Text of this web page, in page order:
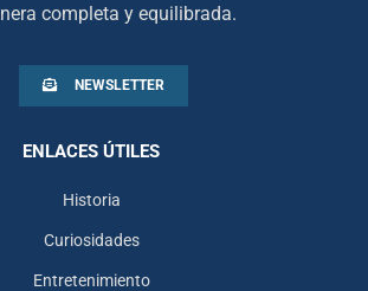
completa y equilibrada.
NEWSLETTER
ENLACES ÚTILES
Historia
Curiosidades
Entretenimiento